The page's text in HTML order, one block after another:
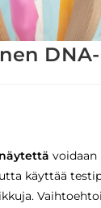
voidaan
käyttää